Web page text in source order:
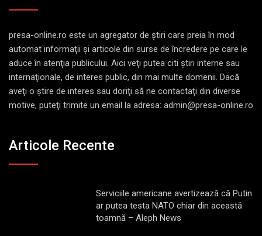
presa-online.ro este un agregator de ştiri care preia în mod
automat informaţii şi articole din surse de încredere pe care le
aduce în atenţia publicului. Aici veţi putea citi ştiri interne sau
internaţionale, de interes public, din mai multe domenii. Dacă
aveţi o ştire de interes sau doriţi să ne contactaţi din diverse
motive, puteţi trimite un email la adresa: admin@presa-online.ro
Articole Recente
Serviciile americane avertizează că Putin
ar putea testa NATO chiar din această
toamnă – Aleph News